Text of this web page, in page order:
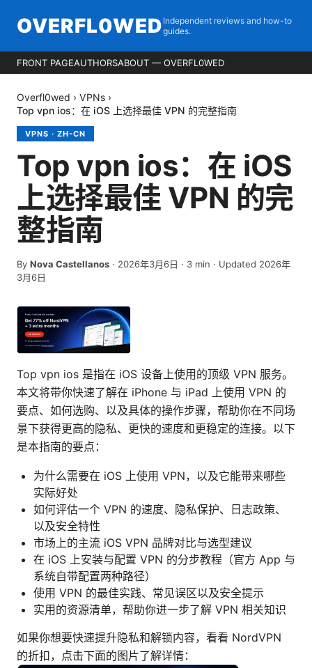
OVERFL0WED Independent reviews and how-to
guides.
FRONT PAGEAUTHORSABOUT — OVERFL0WED
Overfl0wed › VPNs ›
Top vpn ios：在 iOS 上选择最佳 VPN 的完整指南
VPNS · ZH-CN
Top vpn ios：在 iOS
上选择最佳 VPN 的完
整指南
By Nova Castellanos · 2026年3月6日 · 3 min · Updated 2026年
3月6日
Top vpn ios 是指在 iOS 设备上使用的顶级 VPN 服务。
本文将带你快速了解在 iPhone 与 iPad 上使用 VPN 的
要点、如何选购、以及具体的操作步骤，帮助你在不同场
景下获得更高的隐私、更快的速度和更稳定的连接。以下
是本指南的要点：
为什么需要在 iOS 上使用 VPN，以及它能带来哪些
实际好处
如何评估一个 VPN 的速度、隐私保护、日志政策、
以及安全特性
市场上的主流 iOS VPN 品牌对比与选型建议
在 iOS 上安装与配置 VPN 的分步教程（官方 App 与
系统自带配置两种路径）
使用 VPN 的最佳实践、常见误区以及安全提示
实用的资源清单，帮助你进一步了解 VPN 相关知识
如果你想要快速提升隐私和解锁内容，看看 NordVPN
的折扣，点击下面的图片了解详情：